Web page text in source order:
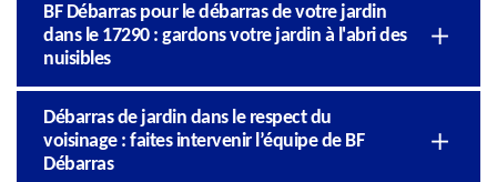
BF Débarras pour le débarras de votre jardin
dans le 17290 : gardons votre jardin à l'abri des
nuisibles
Débarras de jardin dans le respect du
voisinage : faites intervenir l’équipe de BF
Débarras